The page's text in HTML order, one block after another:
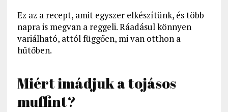
Ez az a recept, amit egyszer elkészítünk, és több
napra is megvan a reggeli. Ráadásul könnyen
variálható, attól függően, mi van otthon a
hűtőben.
Miért imádjuk a tojásos
muffint?